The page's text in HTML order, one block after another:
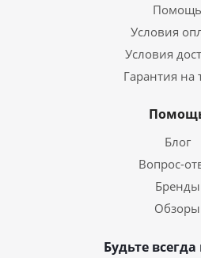
Помощь
Условия
Условия
Гарантия на
Блог
Вопрос-
Бренды
Обзоры
Будьте всегда